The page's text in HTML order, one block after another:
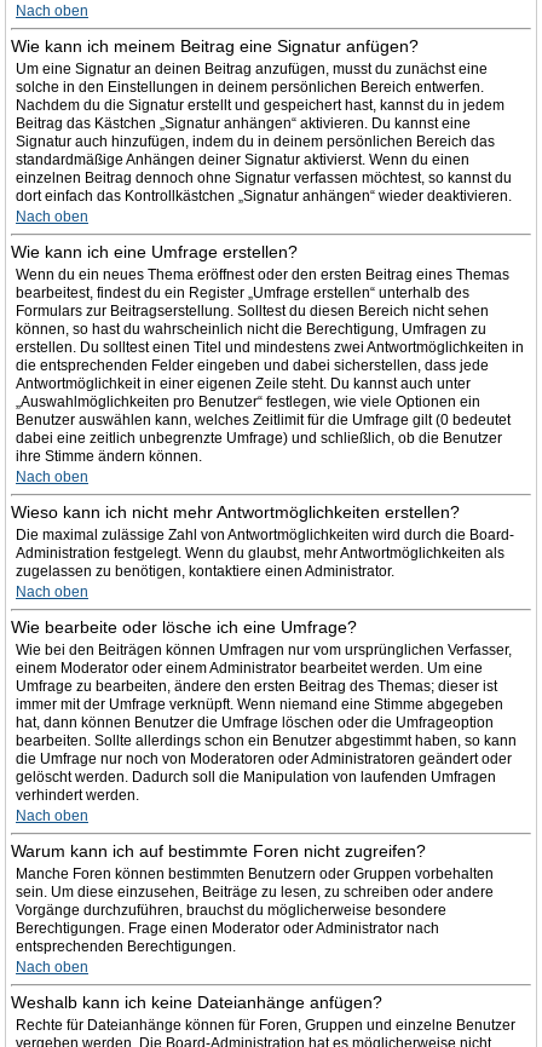
Nach oben
Wie kann ich meinem Beitrag eine Signatur anfügen?
Um eine Signatur an deinen Beitrag anzufügen, musst du zunächst eine
solche in den Einstellungen in deinem persönlichen Bereich entwerfen.
Nachdem du die Signatur erstellt und gespeichert hast, kannst du in jedem
Beitrag das Kästchen „Signatur anhängen“ aktivieren. Du kannst eine
Signatur auch hinzufügen, indem du in deinem persönlichen Bereich das
standardmäßige Anhängen deiner Signatur aktivierst. Wenn du einen
einzelnen Beitrag dennoch ohne Signatur verfassen möchtest, so kannst du
dort einfach das Kontrollkästchen „Signatur anhängen“ wieder deaktivieren.
Nach oben
Wie kann ich eine Umfrage erstellen?
Wenn du ein neues Thema eröffnest oder den ersten Beitrag eines Themas
bearbeitest, findest du ein Register „Umfrage erstellen“ unterhalb des
Formulars zur Beitragserstellung. Solltest du diesen Bereich nicht sehen
können, so hast du wahrscheinlich nicht die Berechtigung, Umfragen zu
erstellen. Du solltest einen Titel und mindestens zwei Antwortmöglichkeiten in
die entsprechenden Felder eingeben und dabei sicherstellen, dass jede
Antwortmöglichkeit in einer eigenen Zeile steht. Du kannst auch unter
„Auswahlmöglichkeiten pro Benutzer“ festlegen, wie viele Optionen ein
Benutzer auswählen kann, welches Zeitlimit für die Umfrage gilt (0 bedeutet
dabei eine zeitlich unbegrenzte Umfrage) und schließlich, ob die Benutzer
ihre Stimme ändern können.
Nach oben
Wieso kann ich nicht mehr Antwortmöglichkeiten erstellen?
Die maximal zulässige Zahl von Antwortmöglichkeiten wird durch die Board-
Administration festgelegt. Wenn du glaubst, mehr Antwortmöglichkeiten als
zugelassen zu benötigen, kontaktiere einen Administrator.
Nach oben
Wie bearbeite oder lösche ich eine Umfrage?
Wie bei den Beiträgen können Umfragen nur vom ursprünglichen Verfasser,
einem Moderator oder einem Administrator bearbeitet werden. Um eine
Umfrage zu bearbeiten, ändere den ersten Beitrag des Themas; dieser ist
immer mit der Umfrage verknüpft. Wenn niemand eine Stimme abgegeben
hat, dann können Benutzer die Umfrage löschen oder die Umfrageoption
bearbeiten. Sollte allerdings schon ein Benutzer abgestimmt haben, so kann
die Umfrage nur noch von Moderatoren oder Administratoren geändert oder
gelöscht werden. Dadurch soll die Manipulation von laufenden Umfragen
verhindert werden.
Nach oben
Warum kann ich auf bestimmte Foren nicht zugreifen?
Manche Foren können bestimmten Benutzern oder Gruppen vorbehalten
sein. Um diese einzusehen, Beiträge zu lesen, zu schreiben oder andere
Vorgänge durchzuführen, brauchst du möglicherweise besondere
Berechtigungen. Frage einen Moderator oder Administrator nach
entsprechenden Berechtigungen.
Nach oben
Weshalb kann ich keine Dateianhänge anfügen?
Rechte für Dateianhänge können für Foren, Gruppen und einzelne Benutzer
vergeben werden. Die Board-Administration hat es möglicherweise nicht